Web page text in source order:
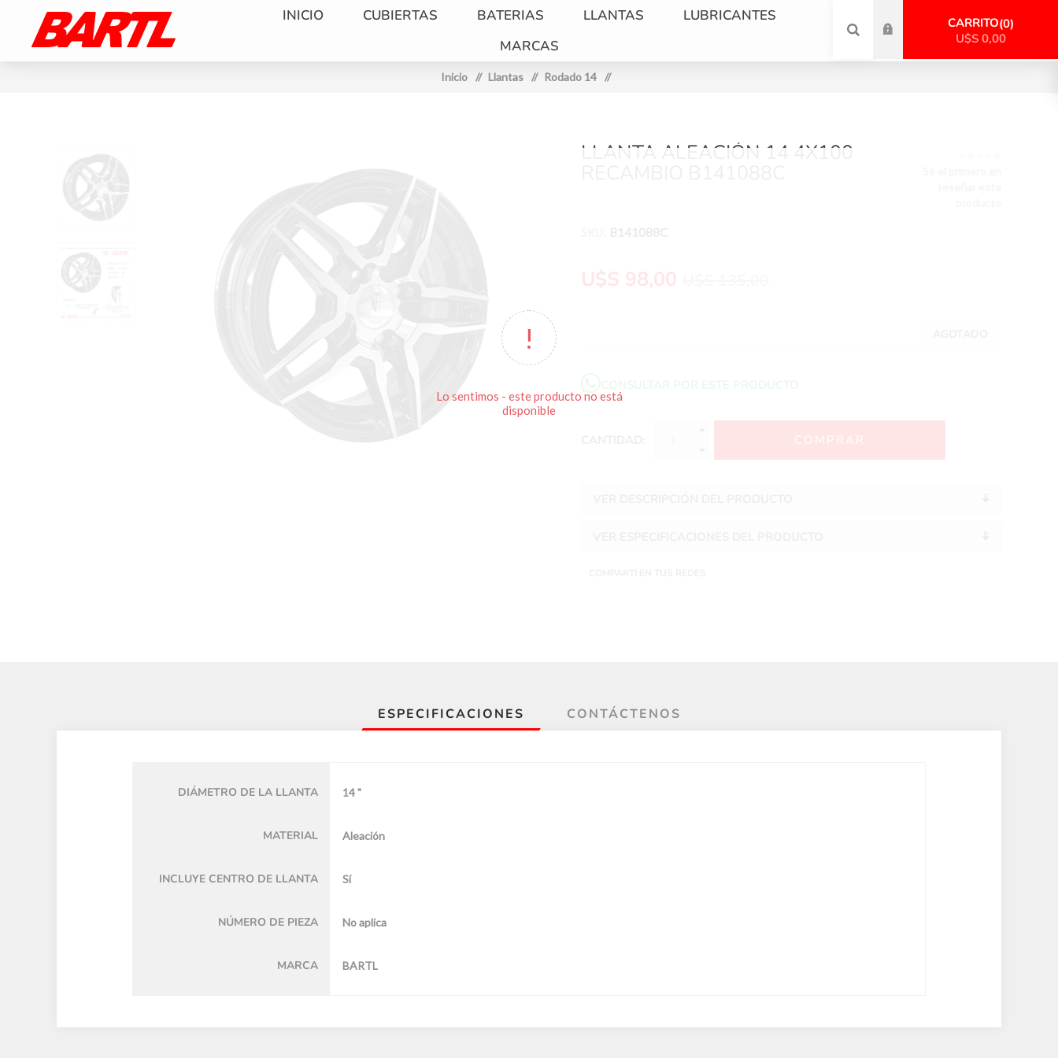
INICIO CUBIERTAS BATERIAS LLANTAS
LUBRICANTES
MARCAS
CARRITO 0
U$S 0,00
Inicio / Llantas / Rodado 14 /
LLANTA ALEACIÓN 14 4X100
Lo sentimos - este producto no está
disponible
U$S 98,00
ESPECIFICACIONES CONTÁCTENOS
DIÁMETRO DE LA LLANTA 14 "
MATERIAL Aleación
INCLUYE CENTRO DE LLANTA Sí
NÚMERO DE PIEZA No aplica
MARCA BARTL